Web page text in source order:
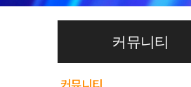
커뮤니티